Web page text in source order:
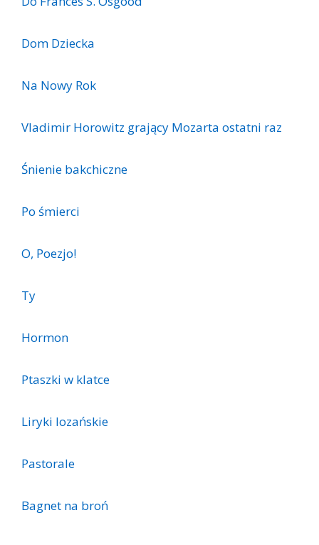
Dom Dziecka
Na Nowy Rok
Vladimir Horowitz grający Mozarta ostatni raz
Śnienie bakchiczne
Po śmierci
O, Poezjo!
Ty
Hormon
Ptaszki w klatce
Liryki lozańskie
Pastorale
Bagnet na broń